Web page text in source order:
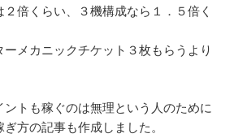
倍くらい、３機構成なら１．５倍く
ーメカニックチケット３枚もらうより
ントも稼ぐのは無理という人のために
方の記事も作成しました。